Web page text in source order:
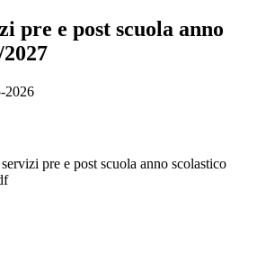
pre e post scuola anno
2026
pre e post scuola anno scolastico